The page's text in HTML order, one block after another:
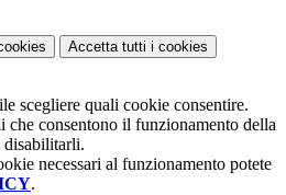
Accetta tutti i cookies
scegliere quali cookie consentire.
che consentono il funzionamento della
disabilitarli.
necessari al funzionamento potete
.